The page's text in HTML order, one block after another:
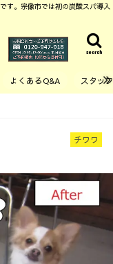
す。宗像市では初の炭酸スパ導入
search
よくあるQ&A スタッ
チワワ